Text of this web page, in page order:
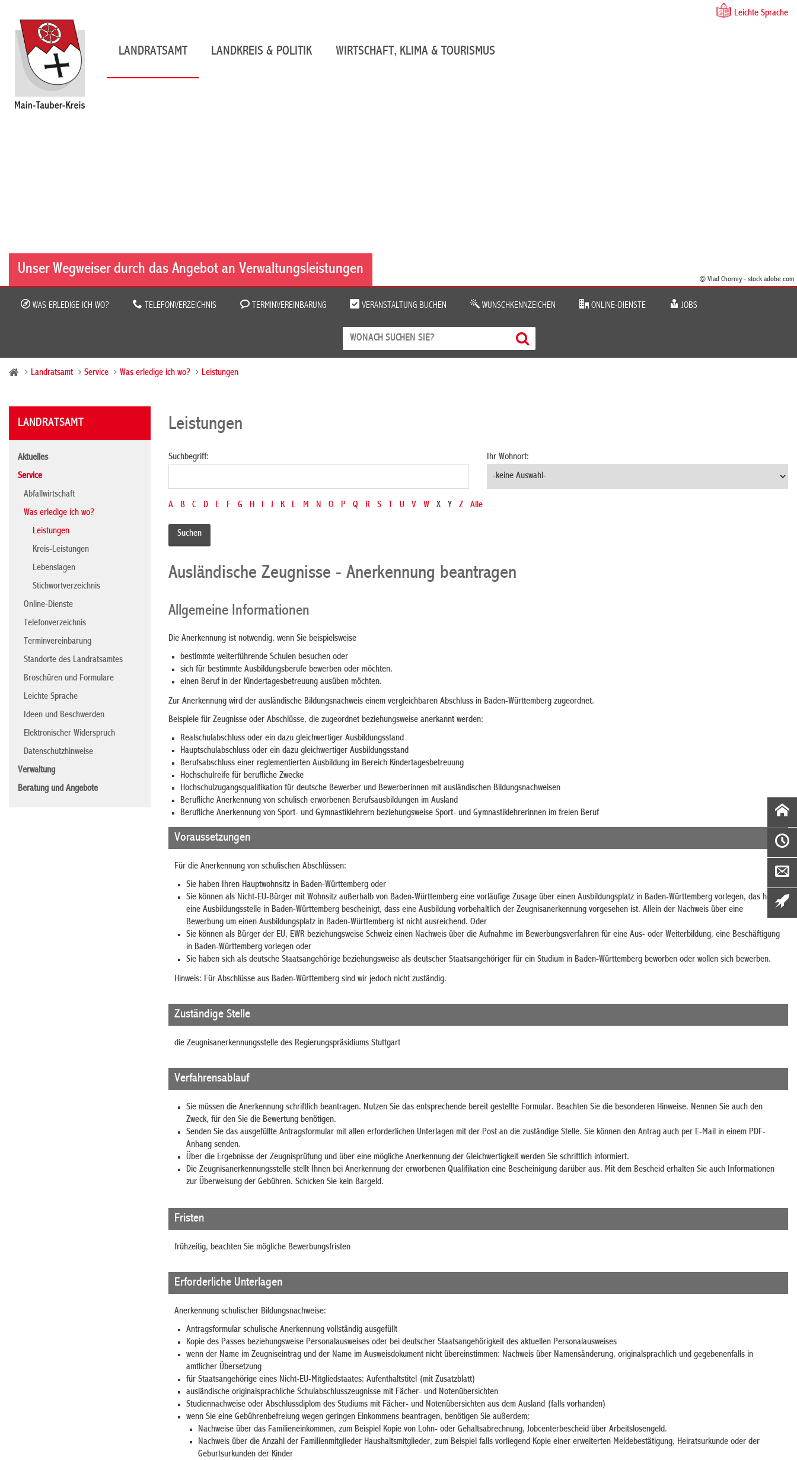
Leichte Sprache
LANDRATSAMT LANDKREIS & POLITIK WIRTSCHAFT, KLIMA & TOURISMUS
Unser Wegweiser durch das Angebot an Verwaltungsleistungen
© Vlad Chorniy - stock.adobe.com
WAS ERLEDIGE ICH WO? TELEFONVERZEICHNIS TERMINVEREINBARUNG VERANSTALTUNG BUCHEN WUNSCHKENNZEICHEN ONLINE-DIENSTE JOBS
Landratsamt Service Was erledige ich wo? Leistungen
LANDRATSAMT
Aktuelles
Service
Abfallwirtschaft
Was erledige ich wo?
Leistungen
Kreis-Leistungen
Lebenslagen
Stichwortverzeichnis
Online-Dienste
Telefonverzeichnis
Terminvereinbarung
Standorte des Landratsamtes
Broschüren und Formulare
Leichte Sprache
Ideen und Beschwerden
Elektronischer Widerspruch
Datenschutzhinweise
Verwaltung
Beratung und Angebote
Leistungen
Suchbegriff: Ihr Wohnort:
A B C D E F G H I J K L M N O P Q R S T U V W X Y Z Alle
Ausländische Zeugnisse - Anerkennung beantragen
Allgemeine Informationen
Die Anerkennung ist notwendig, wenn Sie beispielsweise
bestimmte weiterführende Schulen besuchen oder
sich für bestimmte Ausbildungsberufe bewerben oder möchten.
einen Beruf in der Kindertagesbetreuung ausüben möchten.
Zur Anerkennung wird der ausländische Bildungsnachweis einem vergleichbaren Abschluss in Baden-Württemberg zugeordnet.
Beispiele für Zeugnisse oder Abschlüsse, die zugeordnet beziehungsweise anerkannt werden:
Realschulabschluss oder ein dazu gleichwertiger Ausbildungsstand
Hauptschulabschluss oder ein dazu gleichwertiger Ausbildungsstand
Berufsabschluss einer reglementierten Ausbildung im Bereich Kindertagesbetreuung
Hochschulreife für berufliche Zwecke
Hochschulzugangsqualifikation für deutsche Bewerber und Bewerberinnen mit ausländischen Bildungsnachweisen
Berufliche Anerkennung von schulisch erworbenen Berufsausbildungen im Ausland
Berufliche Anerkennung von Sport- und Gymnastiklehrern beziehungsweise Sport- und Gymnastiklehrerinnen im freien Beruf
Voraussetzungen
Für die Anerkennung von schulischen Abschlüssen:
Sie haben Ihren Hauptwohnsitz in Baden-Württemberg oder
Sie können als Nicht-EU-Bürger mit Wohnsitz außerhalb von Baden-Württemberg eine vorläufige Zusage über einen Ausbildungsplatz in Baden-Württemberg vorlegen, das heißt
eine Ausbildungsstelle in Baden-Württemberg bescheinigt, dass eine Ausbildung vorbehaltlich der Zeugnisanerkennung vorgesehen ist. Allein der Nachweis über eine
Bewerbung um einen Ausbildungsplatz in Baden-Württemberg ist nicht ausreichend. Oder
Sie können als Bürger der EU, EWR beziehungsweise Schweiz einen Nachweis über die Aufnahme im Bewerbungsverfahren für eine Aus- oder Weiterbildung, eine Beschäftigung
in Baden-Württemberg vorlegen oder
Sie haben sich als deutsche Staatsangehörige beziehungsweise als deutscher Staatsangehöriger für ein Studium in Baden-Württemberg beworben oder wollen sich bewerben.
Hinweis: Für Abschlüsse aus Baden-Württemberg sind wir jedoch nicht zuständig.
Zuständige Stelle
die Zeugnisanerkennungsstelle des Regierungspräsidiums Stuttgart
Verfahrensablauf
Sie müssen die Anerkennung schriftlichbeantragen. Nutzen Sie das entsprechende bereit gestellte Formular. Beachten Sie die besonderen Hinweise. Nennen Sie auch den
Zweck, für den Sie die Bewertung benötigen.
Senden Sie das ausgefüllte Antragsformular mit allen erforderlichen Unterlagen mit der Post an die zuständige Stelle. Sie können den Antrag auch per E-Mail in einem PDF-
Anhang senden.
Über die Ergebnisse der Zeugnisprüfung und über eine mögliche Anerkennung der Gleichwertigkeit werden Sie schriftlich informiert.
Die Zeugnisanerkennungsstelle stellt Ihnen bei Anerkennung der erworbenen Qualifikation eine Bescheinigung darüber aus. Mit dem Bescheid erhalten Sie auch Informationen
zur Überweisung der Gebühren. Schicken Sie kein Bargeld.
Fristen
frühzeitig, beachten Sie mögliche Bewerbungsfristen
Erforderliche Unterlagen
Anerkennung schulischer Bildungsnachweise:
Antragsformular schulische Anerkennung vollständig ausgefüllt
Kopie des Passes beziehungsweise Personalausweises oder bei deutscher Staatsangehörigkeit des aktuellen Personalausweises
wenn der Name im Zeugniseintrag und der Name im Ausweisdokument nicht übereinstimmen: Nachweis über Namensänderung, originalsprachlich und gegebenenfalls in
amtlicher Übersetzung
für Staatsangehörige eines Nicht-EU-Mitgliedstaates: Aufenthaltstitel (mit Zusatzblatt)
ausländischeoriginalsprachliche Schulabschlusszeugnissemit Fächer- und Notenübersichten
Studiennachweise oder Abschlussdiplom des Studiums mit Fächer- und Notenübersichten aus dem Ausland(falls vorhanden)
wenn Sie eine Gebührenbefreiung wegen geringen Einkommens beantragen, benötigen Sie außerdem:
Nachweise über das Familieneinkommen, zum Beispiel Kopie von Lohn- oder Gehaltsabrechnung, Jobcenterbescheid über Arbeitslosengeld.
Nachweis über dieAnzahl der FamilienmitgliederHaushaltsmitglieder, zum Beispielfalls vorliegend Kopie einer erweiterten Meldebestätigung, Heiratsurkunde oder der
Geburtsurkunden der Kinder